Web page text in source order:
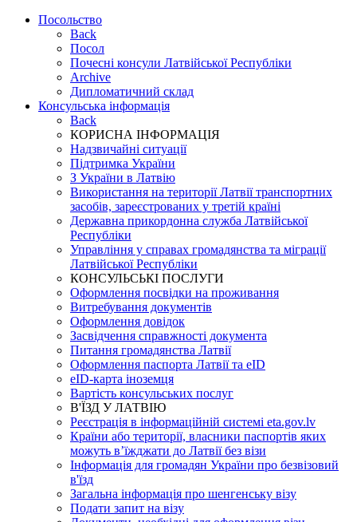
Посольство
Back
Посол
Почесні консули Латвійської Республіки
Archive
Дипломатичний склад
Консульська інформація
Back
КОРИСНА ІНФОРМАЦІЯ
Надзвичайні ситуації
Підтримка України
З України в Латвію
Використання на території Латвії транспортних
засобів, зареєстрованих у третій країні
Державна прикордонна служба Латвійської
Республіки
Управління у справах громадянства та міграції
Латвійської Республіки
КОНСУЛЬСЬКІ ПОСЛУГИ
Оформлення посвідки на проживання
Витребування документів
Оформлення довідок
Засвідчення справжності документа
Питання громадянства Латвії
Оформлення паспорта Латвії та eID
eID-карта іноземця
Вартість консульських послуг
В'ЇЗД У ЛАТВІЮ
Реєстрація в інформаційній системі eta.gov.lv
Країни або території, власники паспортів яких
можуть в’їжджати до Латвії без візи
Інформація для громадян України про безвізовий
в'їзд
Загальна інформація про шенгенську візу
Подати запит на візу